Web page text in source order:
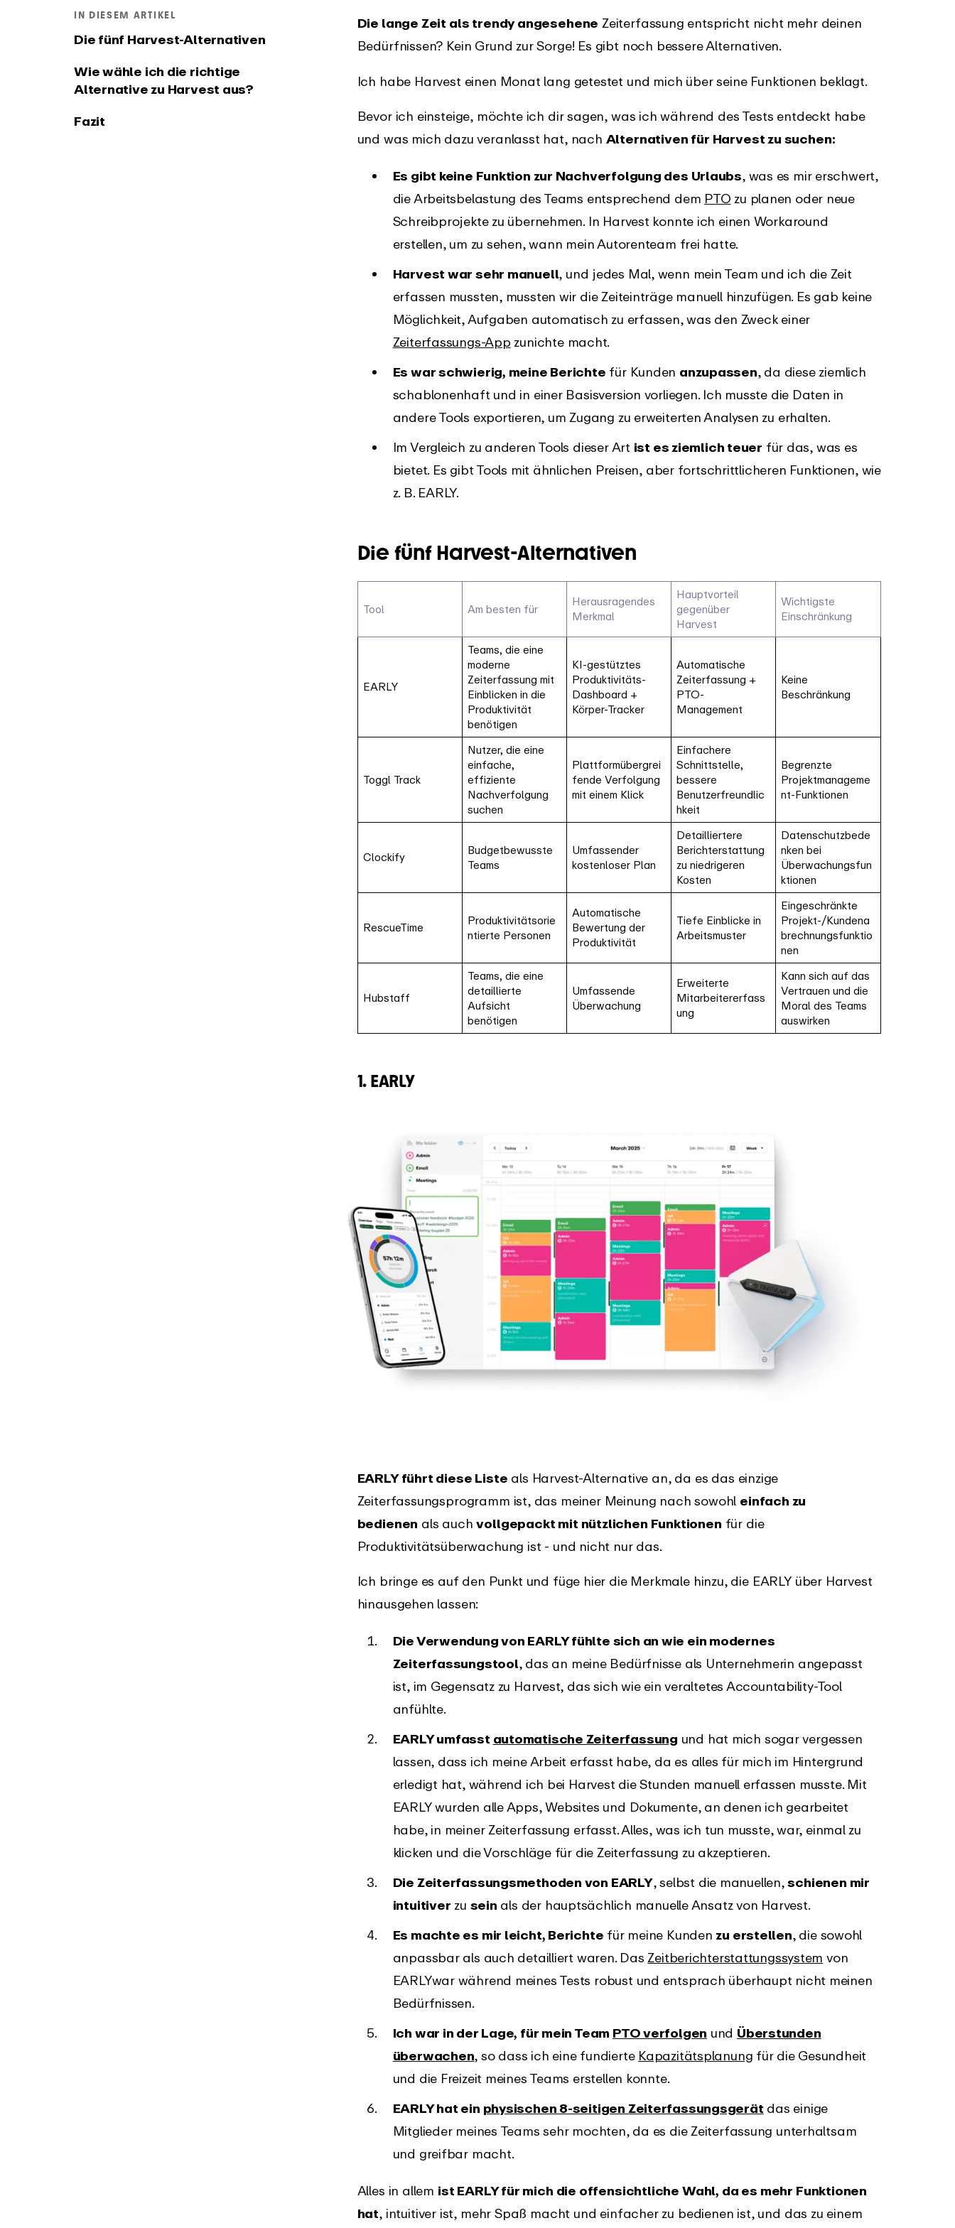
PRODUKT
Integrationen und API
bevorzugten Tools
Änderungsliste
der EARLY-App gibt.
Support
mit unseren umfassenden
IN DIESEM ARTIKEL
Die fünf Harvest-Alternativen
Wie wähle ich die richtige
Alternative zu Harvest aus?
Fazit
Die lange Zeit als trendy angesehene Zeiterfassung entspricht nicht mehr deinen
Bedürfnissen? Kein Grund zur Sorge! Es gibt noch bessere Alternativen.
Ich habe Harvest einen Monat lang getestet und mich über seine Funktionen beklagt.
Bevor ich einsteige, möchte ich dir sagen, was ich während des Tests entdeckt habe
und was mich dazu veranlasst hat, nach Alternativen für Harvest zu suchen:
Es gibt keine Funktion zur Nachverfolgung des Urlaubs, was es mir erschwert,
die Arbeitsbelastung des Teams entsprechend dem PTO zu planen oder neue
Schreibprojekte zu übernehmen. In Harvest konnte ich einen Workaround
erstellen, um zu sehen, wann mein Autorenteam frei hatte.
Harvest war sehr manuell, und jedes Mal, wenn mein Team und ich die Zeit
erfassen mussten, mussten wir die Zeiteinträge manuell hinzufügen. Es gab keine
Möglichkeit, Aufgaben automatisch zu erfassen, was den Zweck einer
Zeiterfassungs-App zunichte macht.
Es war schwierig, meine Berichte für Kunden anzupassen, da diese ziemlich
schablonenhaft und in einer Basisversion vorliegen. Ich musste die Daten in
andere Tools exportieren, um Zugang zu erweiterten Analysen zu erhalten.
Im Vergleich zu anderen Tools dieser Art ist es ziemlich teuer für das, was es
bietet. Es gibt Tools mit ähnlichen Preisen, aber fortschrittlicheren Funktionen, wie
z. B. EARLY.
Die fünf Harvest-Alternativen
Tool Am besten für
Herausragendes
Merkmal
Hauptvorteil
gegenüber
Harvest
Wichtigste
Einschränkung
EARLY
Teams, die eine
moderne
Zeiterfassung mit
Einblicken in die
Produktivität
benötigen
KI-gestütztes
Produktivitäts-
Dashboard +
Körper-Tracker
Automatische
Zeiterfassung +
PTO-
Management
Keine
Beschränkung
Toggl Track
Nutzer, die eine
einfache,
effiziente
Nachverfolgung
suchen
Plattformübergrei
fende Verfolgung
mit einem Klick
Einfachere
Schnittstelle,
bessere
Benutzerfreundlic
hkeit
Begrenzte
Projektmanageme
nt-Funktionen
Clockify
Budgetbewusste
Teams
Umfassender
kostenloser Plan
Detailliertere
Berichterstattung
zu niedrigeren
Kosten
Datenschutzbede
nken bei
Überwachungsfun
ktionen
RescueTime
Produktivitätsorie
ntierte Personen
Automatische
Bewertung der
Produktivität
Tiefe Einblicke in
Arbeitsmuster
Eingeschränkte
Projekt-/Kundena
brechnungsfunktio
nen
Hubstaff
Teams, die eine
detaillierte
Aufsicht
benötigen
Umfassende
Überwachung
Erweiterte
Mitarbeitererfass
ung
Kann sich auf das
Vertrauen und die
Moral des Teams
auswirken
1. EARLY
EARLY führt diese Liste als Harvest-Alternative an, da es das einzige
Zeiterfassungsprogramm ist, das meiner Meinung nach sowohl einfach zu
bedienen als auchvollgepackt mit nützlichen Funktionen für die
Produktivitätsüberwachung ist - und nicht nur das.
Ich bringe es auf den Punkt und füge hier die Merkmale hinzu, die EARLY über Harvest
hinausgehen lassen:
Die Verwendung von EARLY fühlte sich an wie ein modernes
Zeiterfassungstool, das an meine Bedürfnisse als Unternehmerin angepasst
ist, im Gegensatz zu Harvest, das sich wie ein veraltetes Accountability-Tool
anfühlte.
EARLY umfasst automatische Zeiterfassung und hat mich sogar vergessen
lassen, dass ich meine Arbeit erfasst habe, da es alles für mich im Hintergrund
erledigt hat, während ich bei Harvest die Stunden manuell erfassen musste. Mit
EARLY wurden alle Apps, Websites und Dokumente, an denen ich gearbeitet
habe, in meiner Zeiterfassung erfasst. Alles, was ich tun musste, war, einmal zu
klicken und die Vorschläge für die Zeiterfassung zu akzeptieren.
Die Zeiterfassungsmethoden von EARLY, selbst die manuellen,schienen mir
intuitiver zu sein als der hauptsächlich manuelle Ansatz von Harvest.
Es machte es mir leicht, Berichte für meine Kunden zu erstellen, die sowohl
anpassbar als auch detailliert waren. Das Zeitberichterstattungssystem von
EARLYwar während meines Tests robust und entsprach überhaupt nicht meinen
Bedürfnissen.
Ich war in der Lage, für mein Team PTO verfolgen und Überstunden
überwachen, so dass ich eine fundierte Kapazitätsplanung für die Gesundheit
und die Freizeit meines Teams erstellen konnte.
EARLY hat ein physischen 8-seitigen Zeiterfassungsgerät das einige
Mitglieder meines Teams sehr mochten, da es die Zeiterfassung unterhaltsam
und greifbar macht.
Alles in allem ist EARLY für mich die offensichtliche Wahl, da es mehr Funktionen
hat, intuitiver ist, mehr Spaß macht und einfacher zu bedienen ist, und das zu einem